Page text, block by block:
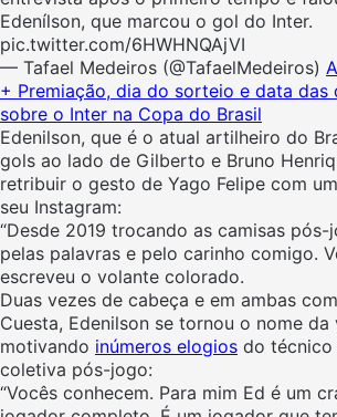
Edenílson, que marcou o gol do Inter.
pic.twitter.com/6HWHNQAjVI
— Tafael Medeiros (@TafaelMedeiros)
+ Premiação, dia do sorteio e data das
sobre o Inter na Copa do Brasil
Edenilson, que é o atual artilheiro do
gols ao lado de Gilberto e Bruno
retribuir o gesto de Yago Felipe com
seu Instagram:
“Desde 2019 trocando as camisas
pelas palavras e pelo carinho comigo.
escreveu o volante colorado.
Duas vezes de cabeça e em ambas
Cuesta, Edenilson se tornou o nome
motivando inúmeros elogios do técnico
coletiva pós-jogo:
“Vocês conhecem. Para mim Ed é um